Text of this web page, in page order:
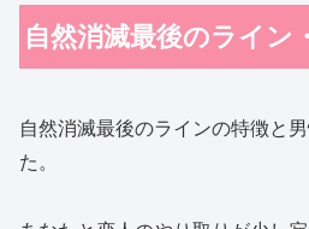
自然消滅最後のライン
自然消滅最後のラインの特徴と
た。